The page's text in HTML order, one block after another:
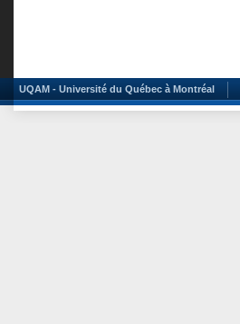
UQAM - Université du Québec à Montréal